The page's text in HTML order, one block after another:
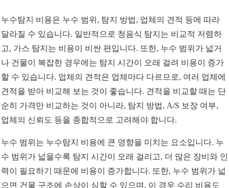
누수탐지 비용은 누수 범위, 탐지 방법, 업체의 견적 등에 따라
달라질 수 있습니다. 일반적으로 청음식 탐지는 비교적 저렴하
고, 가스 탐지는 비용이 비싼 편입니다. 또한, 누수 범위가 넓거
나 건물이 복잡한 경우에는 탐지 시간이 오래 걸려 비용이 증가
할 수 있습니다. 업체의 견적은 업체마다 다르므로, 여러 업체에
견적을 받아 비교해 보는 것이 좋습니다. 견적을 비교할 때는 단
순히 가격만 비교하는 것이 아니라, 탐지 방법, A/S 보장 여부,
업체의 신뢰도 등을 종합적으로 고려해야 합니다.
누수 범위는 누수탐지 비용에 큰 영향을 미치는 요소입니다. 누
수 범위가 넓을수록 탐지 시간이 오래 걸리고, 더 많은 장비와 인
력이 필요하기 때문에 비용이 증가합니다. 또한, 누수 범위가 넓
으면 건물 구조에 손상이 심할 수 있으며, 이 경우 수리 비용도